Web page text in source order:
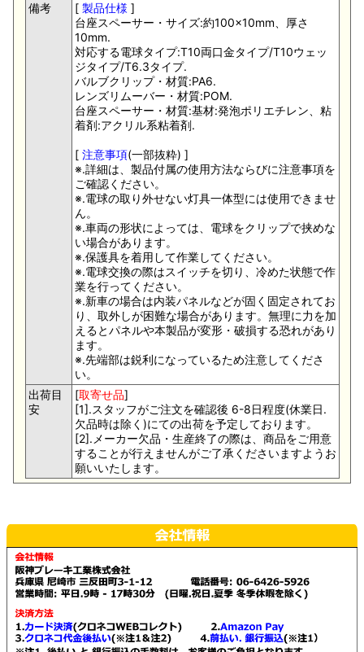
備考
[ 製品仕様 ]
台座スペーサー・サイズ:約100×10mm、厚さ
10mm.
対応する電球タイプ:T10両口金タイプ/T10ウェッ
ジタイプ/T6.3タイプ.
バルブクリップ・材質:PA6.
レンズリムーバー・材質:POM.
台座スペーサー・材質:基材:発泡ポリエチレン、粘
着剤:アクリル系粘着剤.
[ 注意事項(一部抜粋) ]
※.詳細は、製品付属の使用方法ならびに注意事項を
ご確認ください。
※.電球の取り外せない灯具一体型には使用できませ
ん。
※.車両の形状によっては、電球をクリップで挟めな
い場合があります。
※.保護具を着用して作業してください。
※.電球交換の際はスイッチを切り、冷めた状態で作
業を行ってください。
※.新車の場合は内装パネルなどが固く固定されてお
り、取外しが困難な場合があります。無理に力を加
えるとパネルや本製品が変形・破損する恐れがあり
ます。
※.先端部は鋭利になっているため注意してくださ
い。
出荷目
安
[取寄せ品]
[1].スタッフがご注文を確認後 6-8日程度(休業日.
欠品時は除く)にての出荷を予定しております。
[2].メーカー欠品・生産終了の際は、商品をご用意
することが行えませんがご了承くださいますようお
願いいたします。